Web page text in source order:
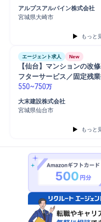
施設管理
発注 保全業務
設備計画
設備維持管理
照明設備メンテナンス
主任技
電気設備
修繕計画策定
電気設備修繕管理
既存設備保
アルプスアルパイン株式会社
宮城県大崎市
もっと
エージェント求人 New
【仙台】マンションの改
フターサービス／固定残
550~750万
大末建設株式会社
宮城県仙台市
もっと